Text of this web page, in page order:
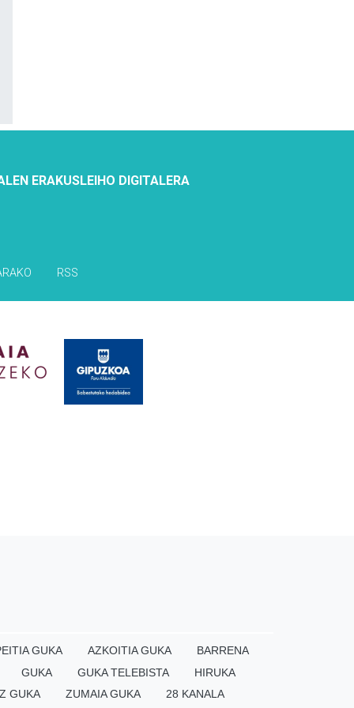
ERAKUSLEIHO DIGITALERA
RSS
GUKA AZKOITIA GUKA
BARRENA
GUKA GUKA TELEBISTA
HIRUKA
GUKA ZUMAIA GUKA 28 KANALA